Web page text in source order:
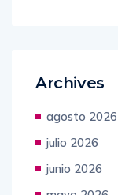
Archives
agosto 2026
julio 2026
junio 2026